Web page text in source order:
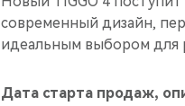
современный дизайн,
идеальным выбором для
Дата старта продаж,